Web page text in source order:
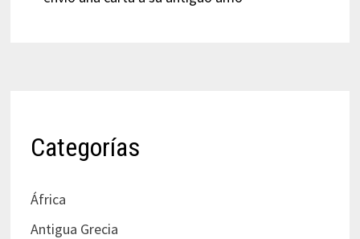
Categorías
África
Antigua Grecia